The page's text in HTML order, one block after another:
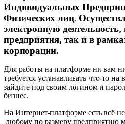
Индивидуальных
Физических лиц.
электронную
предприятия, так и в
корпорации.
Для работы на платформе ни вам
требуется устанавливать что-то
зайдите под своим логином и
бизнес.
На Интернет-платформе есть всё
любому по размеру предприятию